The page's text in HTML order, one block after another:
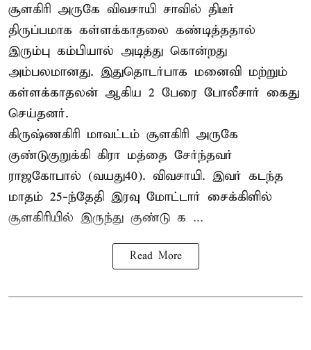
சூளகிரி அருகே விவசாயி சாவில் திடீர்
திருப்பமாக கள்ளக்காதலை கண்டித்ததால்
இரும்பு கம்பியால் அடித்து கொன்றது
அம்பலமானது. இதுதொடர்பாக மனைவி மற்றும்
கள்ளக்காதலன் ஆகிய 2 பேரை போலீசார் கைது
செய்தனர்.
கிருஷ்ணகிரி மாவட்டம் சூளகிரி அருகே
குண்டுகுறுக்கி கிரா மத்தை சேர்ந்தவர்
ராஜகோபால் (வயது40). விவசாயி. இவர் கடந்த
மாதம் 25-ந்தேதி இரவு மோட்டார் சைக்கிளில்
சூளகிரியில் இருந்து குண்டு க ...
Read More